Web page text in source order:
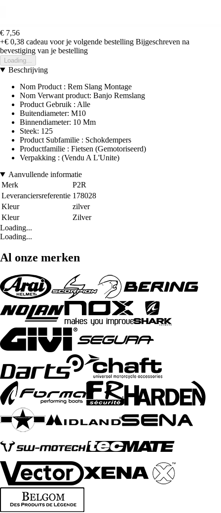
€ 7,56
+€ 0,38 cadeau voor je volgende bestelling Bijgeschreven na
bevestiging van je bestelling
Loading...
Beschrijving
Nom Product : Rem Slang Montage
Nom Verwant product: Banjo Remslang
Product Gebruik : Alle
Buitendiameter: M10
Binnendiameter: 10 Mm
Steek: 125
Product Subfamilie : Schokdempers
Productfamilie : Fietsen (Gemotoriseerd)
Verpakking : (Vendu A L'Unite)
Aanvullende informatie
Merk
P2R
Leveranciersreferentie 178028
Kleur
zilver
Kleur
Zilver
Loading...
Loading...
Al onze merken